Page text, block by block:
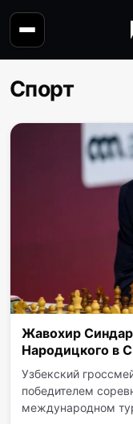
Спорт
Жавохир
Народицкого в
Узбекский
победителем
международном